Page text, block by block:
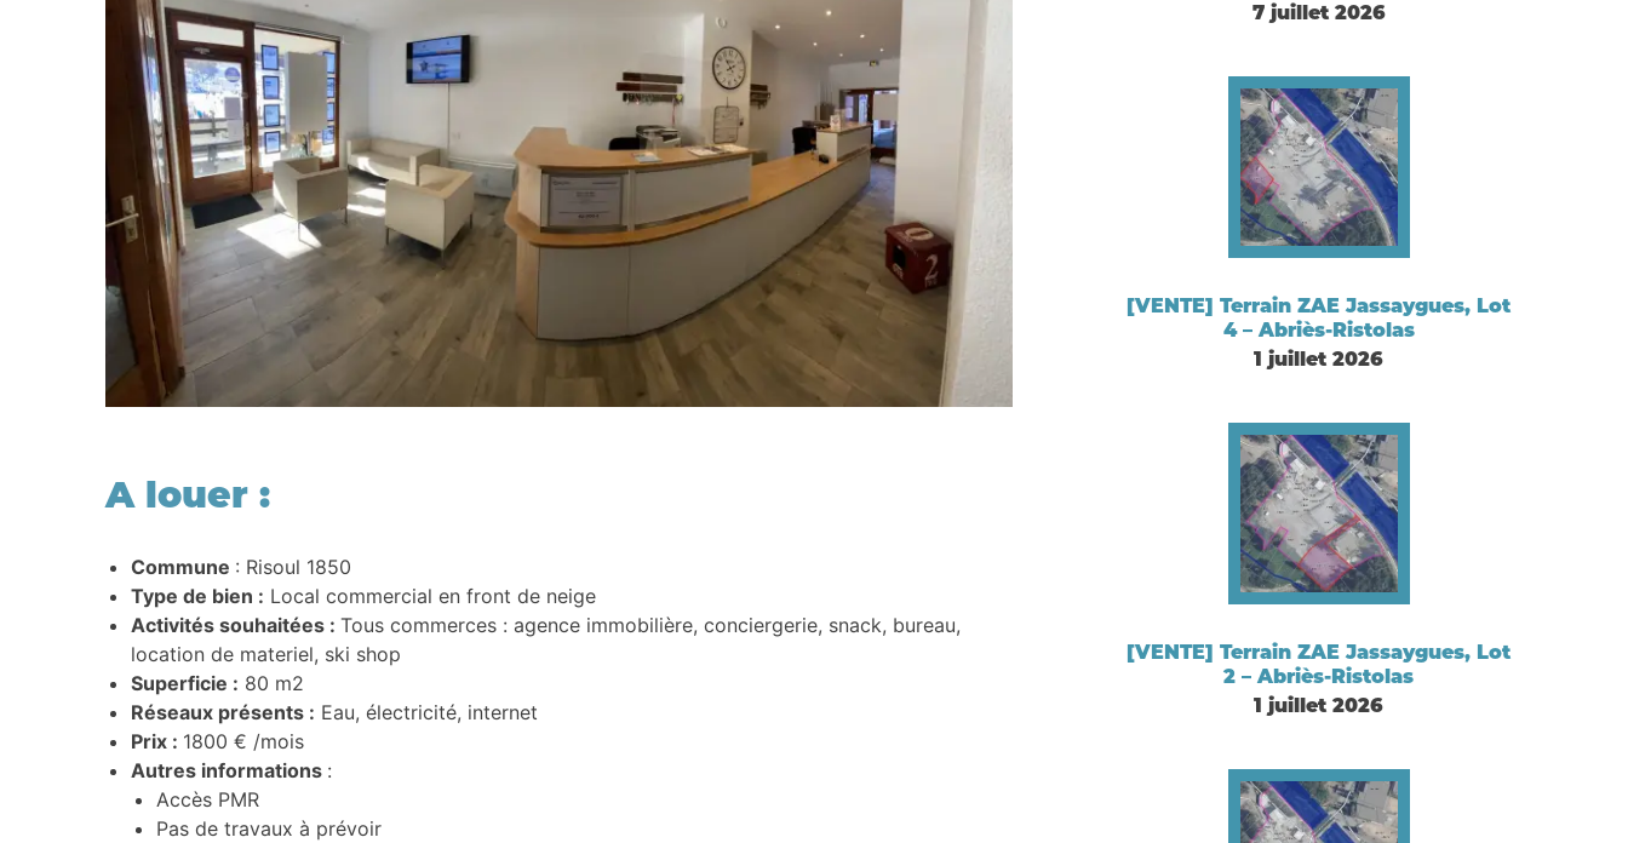
A louer :
Commune : Risoul 1850
Type de bien : Local commercial en front de neige
Activités souhaitées : Tous commerces : agence immobilière, conciergerie, snack, bureau,
location de materiel, ski shop
Superficie : 80 m2
Réseaux présents : Eau, électricité, internet
Prix : 1800 € /mois
Autres informations :
Accès PMR
Pas de travaux à prévoir
7 juillet 2026
[VENTE] Terrain ZAE Jassaygues, Lot
4 – Abriès-Ristolas
1 juillet 2026
[VENTE] Terrain ZAE Jassaygues, Lot
2 – Abriès-Ristolas
1 juillet 2026